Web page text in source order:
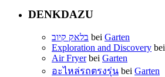
DENKDAZU
בלאק קיוב bei Garten
Exploration and Discovery bei
Air Fryerbei Garten
อะไหล่รถตรงรุ่น bei Garten